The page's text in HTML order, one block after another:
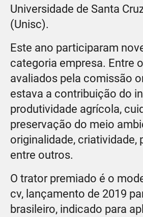
Universidade de Santa
(Unisc).
Este ano participaram
categoria empresa. Entre
avaliados pela comissão
estava a contribuição do
produtividade agrícola,
preservação do meio
originalidade, criatividade,
entre outros.
O trator premiado é o
cv, lançamento de 2019
brasileiro, indicado para